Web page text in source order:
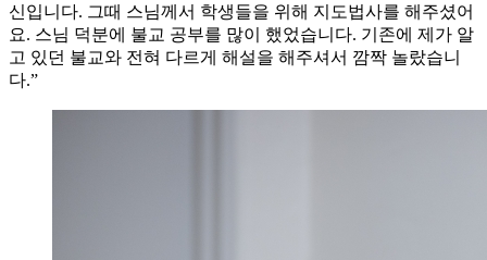
신입니다. 그때 스님께서 학생들을 위해 지도법사를 해주셨어
요. 스님 덕분에 불교 공부를 많이 했었습니다. 기존에 제가 알
고 있던 불교와 전혀 다르게 해설을 해주셔서 깜짝 놀랐습니
다.”